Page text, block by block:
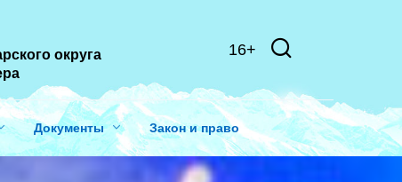
округа
16+
Документы Закон и право